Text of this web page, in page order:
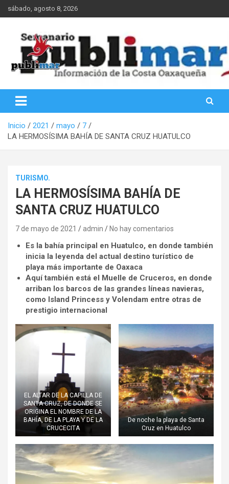
Saltar
al
sábado, agosto 8, 2026
PubliMar
Inicio 2021 mayo
7
LA HERMOSÍSIMA BAHÍA DE SANTA CRUZ HUATULCO
TURISMO.
LA HERMOSÍSIMA BAHÍA DE
SANTA CRUZ HUATULCO
7 de mayo de 2021 admin No hay comentarios
Es la bahía principal en Huatulco, en donde también
inicia la leyenda del actual destino turístico de
playa más importante de Oaxaca
Aquí también está el Muelle de Cruceros, en donde
arriban los barcos de las grandes líneas navieras,
como Island Princess y Volendam entre otras de
prestigio internacional
EL ALTAR DE LA CAPILLA DE
SANTA CRUZ, DE DONDE SE
ORIGINA EL NOMBRE DE LA
BAHÍA, DE LA PLAYA Y DE LA
CRUCECITA
De noche la playa de Santa
Cruz en Huatulco